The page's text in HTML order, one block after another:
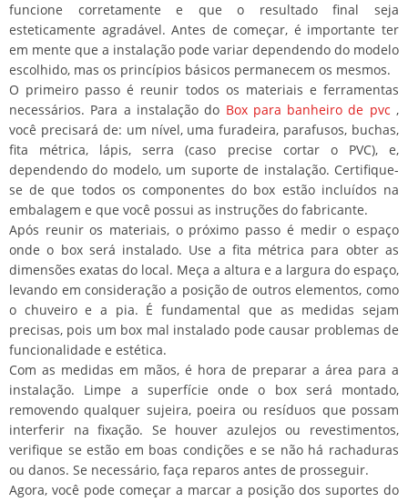
funcione corretamente e que o resultado final seja
esteticamente agradável. Antes de começar, é importante ter
em mente que a instalação pode variar dependendo do modelo
escolhido, mas os princípios básicos permanecem os mesmos.
O primeiro passo é reunir todos os materiais e ferramentas
necessários. Para a instalação do Box para banheiro de pvc ,
você precisará de: um nível, uma furadeira, parafusos, buchas,
fita métrica, lápis, serra (caso precise cortar o PVC), e,
dependendo do modelo, um suporte de instalação. Certifique-
se de que todos os componentes do box estão incluídos na
embalagem e que você possui as instruções do fabricante.
Após reunir os materiais, o próximo passo é medir o espaço
onde o box será instalado. Use a fita métrica para obter as
dimensões exatas do local. Meça a altura e a largura do espaço,
levando em consideração a posição de outros elementos, como
o chuveiro e a pia. É fundamental que as medidas sejam
precisas, pois um box mal instalado pode causar problemas de
funcionalidade e estética.
Com as medidas em mãos, é hora de preparar a área para a
instalação. Limpe a superfície onde o box será montado,
removendo qualquer sujeira, poeira ou resíduos que possam
interferir na fixação. Se houver azulejos ou revestimentos,
verifique se estão em boas condições e se não há rachaduras
ou danos. Se necessário, faça reparos antes de prosseguir.
Agora, você pode começar a marcar a posição dos suportes do